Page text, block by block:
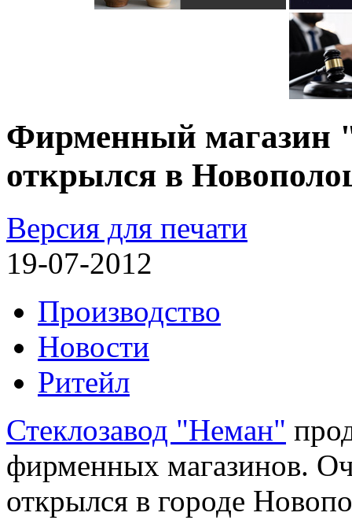
Фирменный магазин
открылся в
Версия для печати
19-07-2012
Производство
Новости
Ритейл
Стеклозавод "Неман"
фирменных магазинов.
открылся в городе